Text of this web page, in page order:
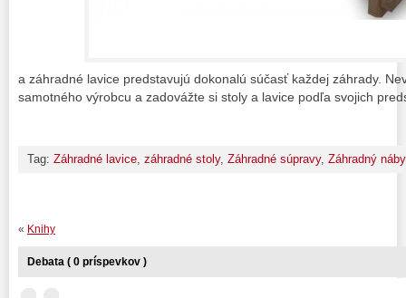
a záhradné lavice predstavujú dokonalú súčasť každej záhrady.
samotného výrobcu a zadovážte si stoly a lavice podľa svojich
Tag: Záhradné lavice, záhradné stoly, Záhradné súpravy, Záhradný
« Knihy
Debata ( 0 príspevkov )